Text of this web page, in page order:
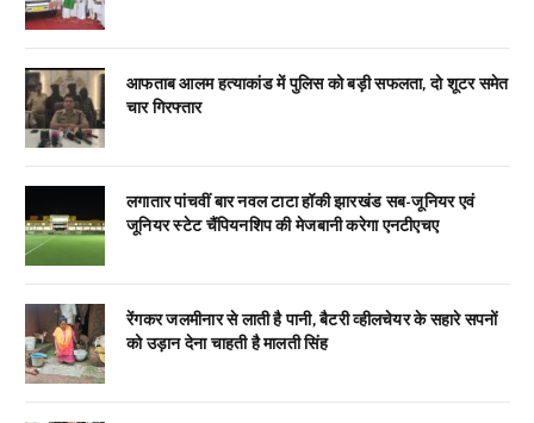
आफताब आलम हत्याकांड में पुलिस को बड़ी सफलता, दो शूटर समेत
चार गिरफ्तार
लगातार पांचवीं बार नवल टाटा हॉकी झारखंड सब-जूनियर एवं
जूनियर स्टेट चैंपियनशिप की मेजबानी करेगा एनटीएचए
रेंगकर जलमीनार से लाती है पानी, बैटरी व्हीलचेयर के सहारे सपनों
को उड़ान देना चाहती है मालती सिंह